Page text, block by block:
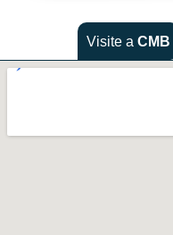
Visite a CMB